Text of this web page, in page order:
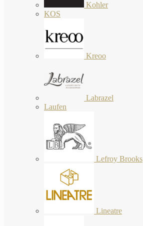
Kohler
KOS
Kreoo
Labrazel
Laufen
Lefroy Brooks
Lineatre